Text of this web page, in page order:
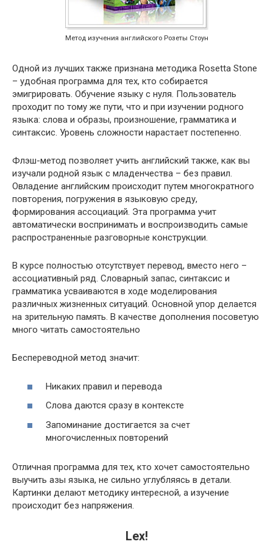
Метод изучения английского Розеты Стоун
Одной из лучших также признана методика Roset­ta Stone
– удобная программа для тех, кто собирается
эмигрировать. Обучение языку с нуля. Пользователь
проходит по тому же пути, что и при изучении родного
языка: слова и образы, произношение, грамматика и
синтаксис. Уровень сложности нарастает постепенно.
Флэш-метод позволяет учить английский также, как вы
изучали родной язык с младенчества – без правил.
Овладение английским происходит путем многократного
повторения, погружения в языковую среду,
формирования ассоциаций. Эта программа учит
автоматически воспринимать и воспроизводить самые
распространенные разговорные конструкции.
В курсе полностью отсутствует перевод, вместо него –
ассоциативный ряд. Словарный запас, синтаксис и
грамматика усваиваются в ходе моделирования
различных жизненных ситуаций. Основной упор делается
на зрительную память. В качестве дополнения посоветую
много читать самостоятельно
Беспереводной метод значит:
Никаких правил и перевода
Слова даются сразу в контексте
Запоминание достигается за счет
многочисленных повторений
Отличная программа для тех, кто хочет самостоятельно
выучить азы языка, не сильно углубляясь в детали.
Картинки делают методику интересной, а изучение
происходит без напряжения.
Lex!